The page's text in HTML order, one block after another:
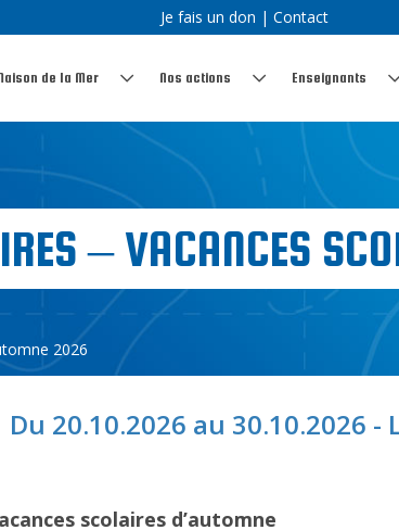
Je fais un don | Contact
de la Mer Nos actions Enseignants
– VACANCES
2026
Du 20.10.2026 au 30.10.2026 -
scolaires d’automne